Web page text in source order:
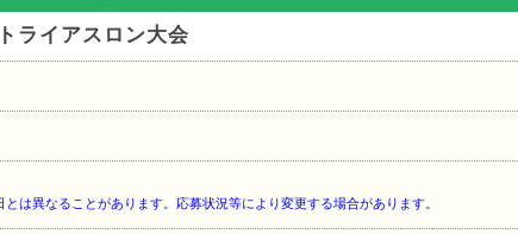
ライアスロン大会
は異なることがあります。応募状況等により変更する場合があります。